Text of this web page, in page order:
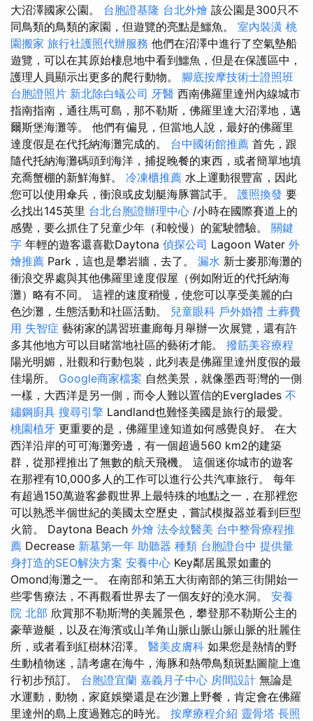
大沼澤國家公園。 台胞證基隆 台北外燴 該公園是300只不
同鳥類的鳥類的家園，但遊覽的亮點是鱷魚。 室內裝潢 桃
園搬家 旅行社護照代辦服務 他們在沼澤中進行了空氣墊船
遊覽，可以在其原始棲息地中看到鱷魚，但是在保護區中，
護理人員顯示出更多的爬行動物。 腳底按摩技術士證照班
台胞證照片 新北除白蟻公司 牙醫 西南佛羅里達州內線城市
指南指南，通往馬可島，那不勒斯，佛羅里達大沼澤地，邁
爾斯堡海灘等。 他們有偏見，但當地人說，最好的佛羅里
達度假是在代托納海灘完成的。 台中國術館推薦 首先，跟
隨代托納海灘碼頭到海洋，捕捉晚餐的東西，或者簡單地填
充喬蟹棚的新鮮海鮮。 冷凍櫃推薦 水上運動很豐富，因此
您可以使用傘兵，衝浪或皮划艇海豚嘗試手。 護照換發 要
么找出145英里 台北台胞證辦理中心 /小時在國際賽道上的
感覺，要么抓住了兒童少年（和較慢）的駕駛體驗。 關鍵
字 年輕的遊客還喜歡Daytona 偵探公司 Lagoon Water 外
燴推薦 Park，這也是攀岩牆，去了。 漏水 新士麥那海灘的
衝浪交界處與其他佛羅里達度假屋（例如附近的代托納海
灘）略有不同。 這裡的速度稍慢，使您可以享受美麗的白
色沙灘，生態活動和社區活動。 兒童眼科 戶外婚禮 土葬費
用 失智症 藝術家的講習班畫廊每月舉辦一次展覽，還有許
多其他地方可以目睹當地社區的藝術才能。 撥筋美容療程
陽光明媚，壯觀和行動包裝，此列表是佛羅里達州度假的最
佳場所。 Google商家檔案 自然美景，就像墨西哥灣的一側
一樣，大西洋是另一側，而令人難以置信的Everglades 不
鏽鋼廚具 搜尋引擎 Landland也難怪美國是旅行的最愛。
桃園植牙 更重要的是，佛羅里達知道如何感覺良好。 在大
西洋沿岸的可可海灘旁邊，有一個超過560 km2的建築
群，從那裡推出了無數的航天飛機。 這個迷你城市的遊客
在那裡有10,000多人的工作可以進行公共汽車旅行。 每年
有超過150萬遊客參觀世界上最特殊的地點之一，在那裡您
可以熟悉半個世紀的美國太空歷史，嘗試模擬器並看到巨型
火箭。 Daytona Beach 外燴 法令紋醫美 台中整骨療程推
薦 Decrease 新墓第一年 助聽器 種類 台胞證台中 提供量
身打造的SEO解決方案 安養中心 Key鄰居風景如畫的
Omond海灘之一。 在南部和第五大街南部的第三街開始一
些零售療法，不再觀看世界去了一個友好的澆水洞。 安養
院 北部 欣賞那不勒斯灣的美麗景色，攀登那不勒斯公主的
豪華遊艇，以及在海濱或山羊角山脈山脈山脈山脈的壯麗住
所，或者看到紅樹林沼澤。 醫美皮膚科 如果您是熱情的野
生動植物迷，請考慮在海牛，海豚和熱帶鳥類斑點圖龍上進
行初步預訂。 台胞證宜蘭 嘉義月子中心 房間設計 無論是
水運動，動物，家庭娛樂還是在沙灘上野餐，肯定會在佛羅
里達州的島上度過難忘的時光。 按摩療程介紹 靈骨塔 長照